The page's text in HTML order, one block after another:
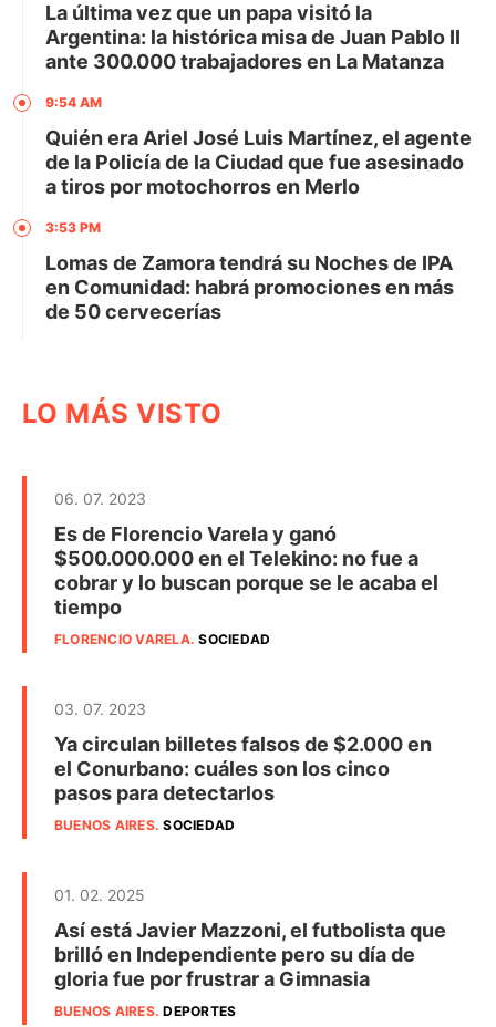
La última vez que un papa visitó la
Argentina: la histórica misa de Juan Pablo II
ante 300.000 trabajadores en La Matanza
9:54 AM
Quién era Ariel José Luis Martínez, el agente
de la Policía de la Ciudad que fue asesinado
a tiros por motochorros en Merlo
3:53 PM
Lomas de Zamora tendrá su Noches de IPA
en Comunidad: habrá promociones en más
de 50 cervecerías
LO MÁS VISTO
06. 07. 2023
Es de Florencio Varela y ganó
$500.000.000 en el Telekino: no fue a
cobrar y lo buscan porque se le acaba el
tiempo
FLORENCIO VARELA.SOCIEDAD
03. 07. 2023
Ya circulan billetes falsos de $2.000 en
el Conurbano: cuáles son los cinco
pasos para detectarlos
BUENOS AIRES.SOCIEDAD
01. 02. 2025
Así está Javier Mazzoni, el futbolista que
brilló en Independiente pero su día de
gloria fue por frustrar a Gimnasia
BUENOS AIRES.DEPORTES